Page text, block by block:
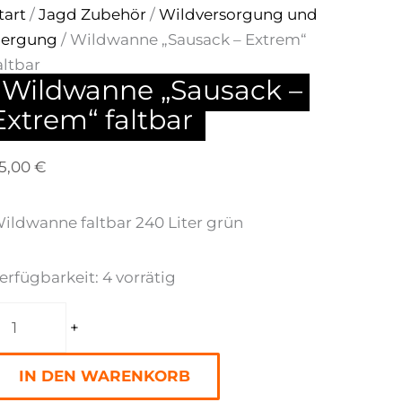
/Jagd Zubehör /Wildversorgung und
/ Wildwanne „Sausack – Extrem“
Wildwanne „Sausack –
faltbar
€
faltbar 240 Liter grün
4 vorrätig
faltbar
+
IN DEN WARENKORB